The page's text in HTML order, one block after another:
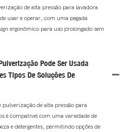
de alta pressão para lavadora
usar e operar, com uma pegada
ergonômico para uso prolongado sem
Pode Ser Usada
Tipos De Soluções De
pulverização de alta pressão para
é compatível com uma variedade de
e detergentes, permitindo opções de